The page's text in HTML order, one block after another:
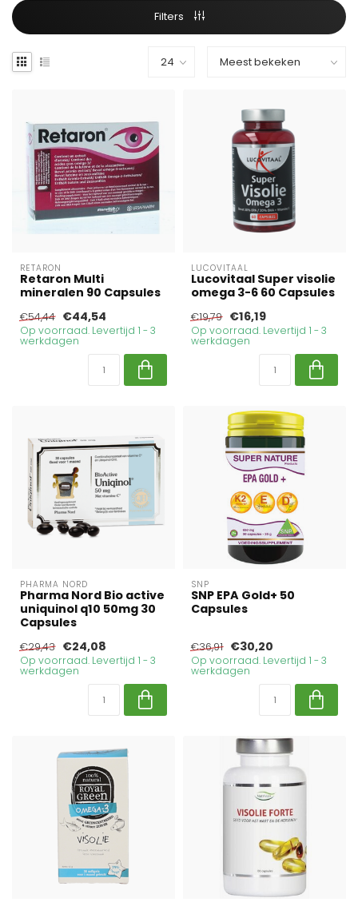
Filters
RETARON
Retaron Multi
mineralen 90 Capsules
€54,44 €44,54
Op voorraad. Levertijd 1 - 3
werkdagen
LUCOVITAAL
Lucovitaal Super visolie
omega 3-6 60 Capsules
€19,79 €16,19
Op voorraad. Levertijd 1 - 3
werkdagen
PHARMA NORD
Pharma Nord Bio active
uniquinol q10 50mg 30
Capsules
€29,43 €24,08
Op voorraad. Levertijd 1 - 3
werkdagen
SNP
SNP EPA Gold+ 50
Capsules
€36,91 €30,20
Op voorraad. Levertijd 1 - 3
werkdagen